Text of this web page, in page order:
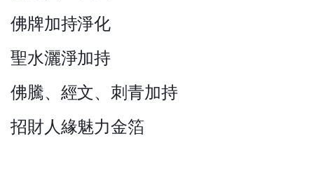
佛牌加持淨化
聖水灑淨加持
佛騰、經文、刺青加持
招財人緣魅力金箔